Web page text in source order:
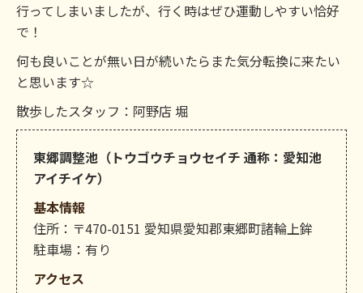
行ってしまいましたが、行く時はぜひ運動しやすい恰好
で！
何も良いことが無い日が続いたらまた気分転換に来たい
と思います☆
散歩したスタッフ：阿野店 堀
東郷調整池（トウゴウチョウセイチ 通称：愛知池
アイチイケ）
基本情報
住所：〒470-0151 愛知県愛知郡東郷町諸輪上鉾
駐車場：有り
アクセス